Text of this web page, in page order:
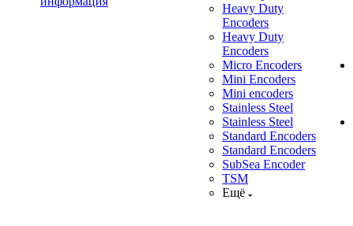
Heavy Duty
Encoders
Heavy Duty
Encoders
Micro Encoders
Mini Encoders
Mini encoders
Stainless Steel
Stainless Steel
Standard Encoders
Standard Encoders
SubSea Encoder
TSM
Ещё